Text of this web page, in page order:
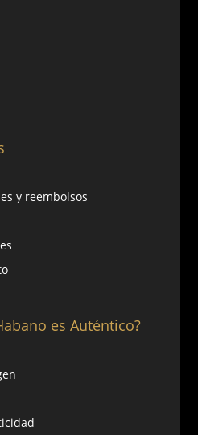
y reembolsos
es Auténtico?